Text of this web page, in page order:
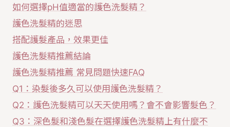
如何選擇pH值適當的護色洗髮精？
護色洗髮精的迷思
搭配護髮產品，效果更佳
護色洗髮精推薦結論
護色洗髮精推薦 常見問題快速FAQ
Q1：染髮後多久可以使用護色洗髮精？
Q2：護色洗髮精可以天天使用嗎？會不會影響髮色？
Q3：深色髮和淺色髮在選擇護色洗髮精上有什麼不